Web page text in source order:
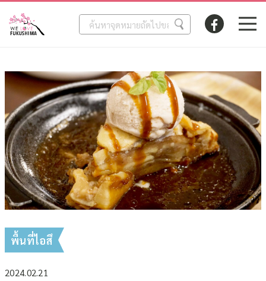
พื้นที่ไอสึ
2024.02.21